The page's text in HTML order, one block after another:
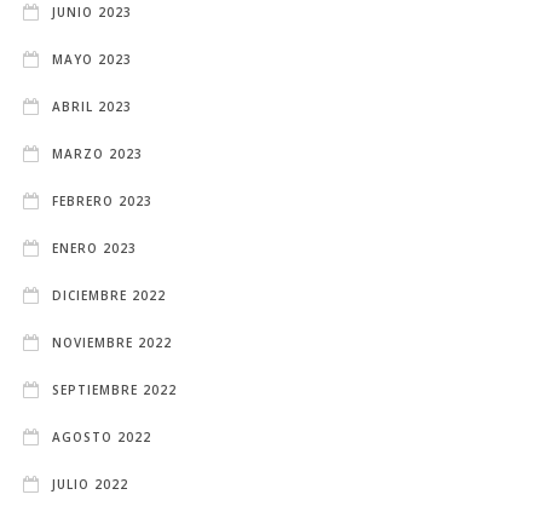
JUNIO 2023
MAYO 2023
ABRIL 2023
MARZO 2023
FEBRERO 2023
ENERO 2023
DICIEMBRE 2022
NOVIEMBRE 2022
SEPTIEMBRE 2022
AGOSTO 2022
JULIO 2022